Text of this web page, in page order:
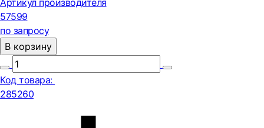
Артикул производителя
57599
по запросу
В корзину
Код товара:
285260